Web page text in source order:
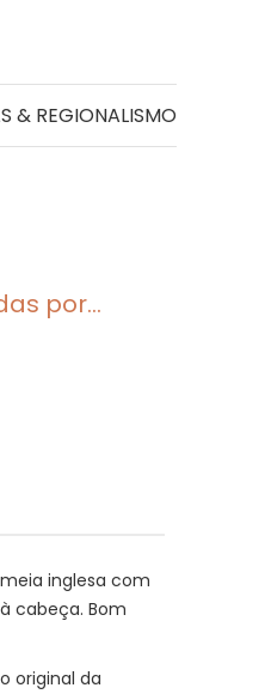
& REGIONALISMO
por...
inglesa com
cabeça. Bom
original da